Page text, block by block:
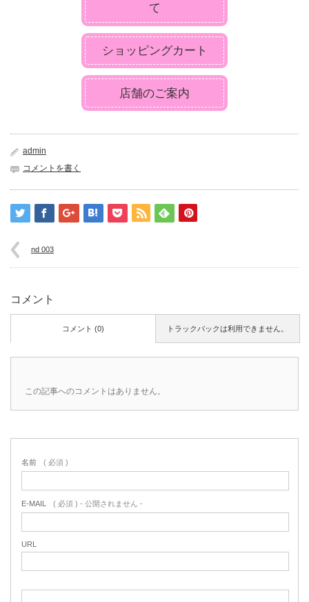
て
ショッピングカート
店舗のご案内
admin
コメントを書く
nd 003
コメント
トラックバックは利用できません。
コメント (0)
この記事へのコメントはありません。
名前 ( 必須 )
E-MAIL ( 必須 ) - 公開されません -
URL